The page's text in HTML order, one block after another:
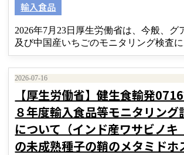
輸入食品
2026年7月23日厚生労働省は、今般、グ
及び中国産いちごのモニタリング検査
2026-07-16
【厚生労働省】健生食輸発
８年度輸入食品等モニタリング
について（インド産ワサビノキ
の未成熟種子の鞘のメタミドホ